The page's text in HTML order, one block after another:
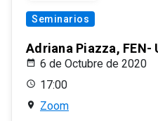
Seminarios
Adriana Piazza, FEN-
6 de Octubre de 2020
17:00
Zoom